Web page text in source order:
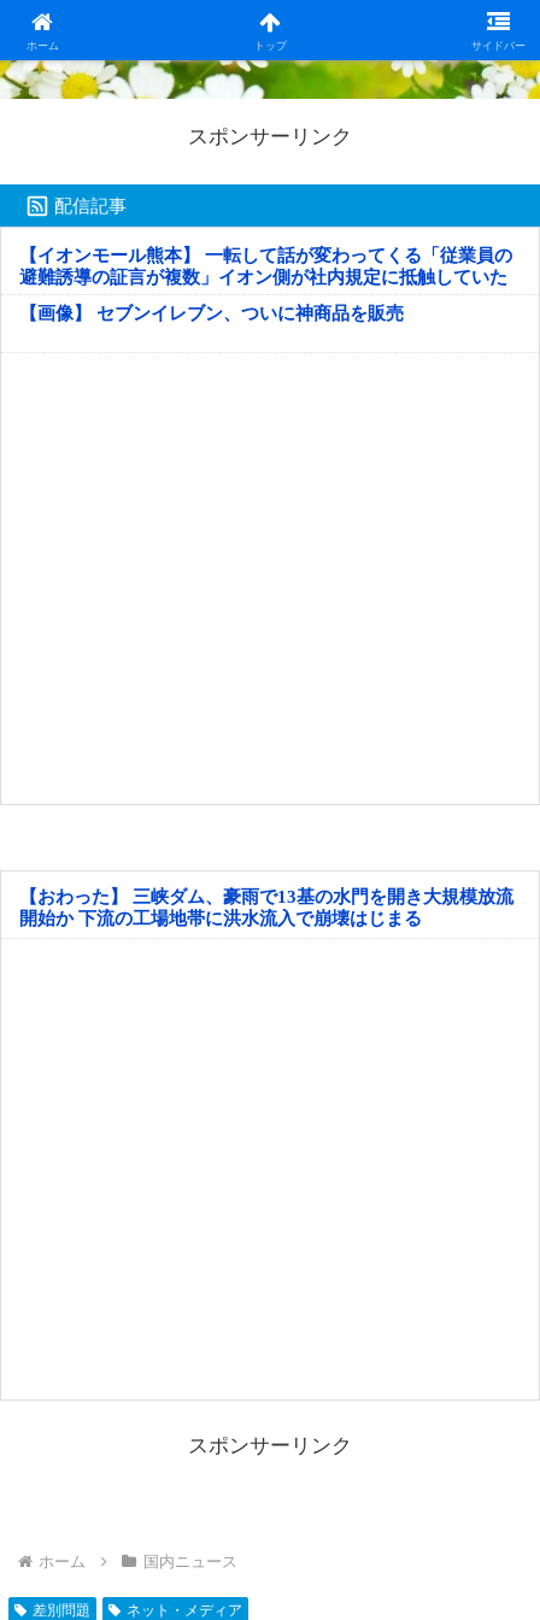
ホーム トップ サイドバー
日本第一！ニュース録
スポンサーリンク
配信記事
【イオンモール熊本】 一転して話が変わってくる「従業員の
避難誘導の証言が複数」イオン側が社内規定に抵触していた
疑い
【画像】 セブンイレブン、ついに神商品を販売
【おわった】 三峡ダム、豪雨で13基の水門を開き大規模放流
開始か 下流の工場地帯に洪水流入で崩壊はじまる
スポンサーリンク
ホーム 国内ニュース
差別問題 ネット・メディア